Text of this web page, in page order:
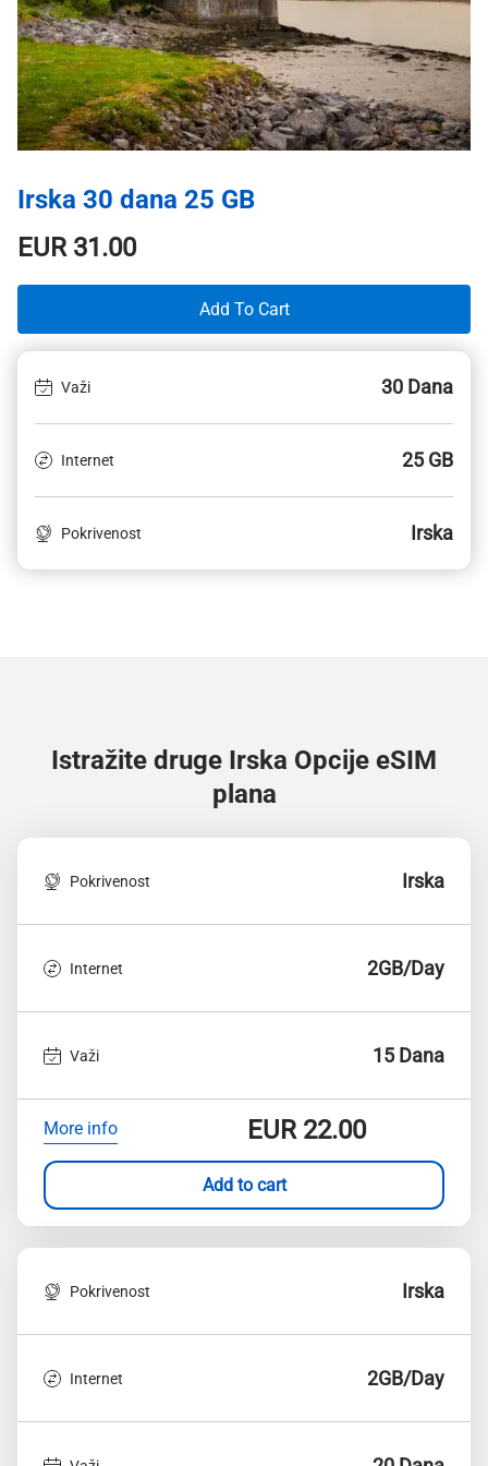
Irska 30 dana 25 GB
EUR31.00
Add To Cart
Važi 30 Dana
Internet 25 GB
Pokrivenost Irska
Istražite druge Irska Opcije eSIM
plana
Pokrivenost Irska
Internet 2GB/Day
Važi 15 Dana
More info EUR22.00
Add to cart
Pokrivenost Irska
Internet 2GB/Day